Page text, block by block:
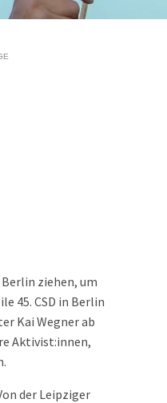
ziehen, um
45. CSD in Berlin
Kai Wegner ab
Aktivist:innen,
der Leipziger